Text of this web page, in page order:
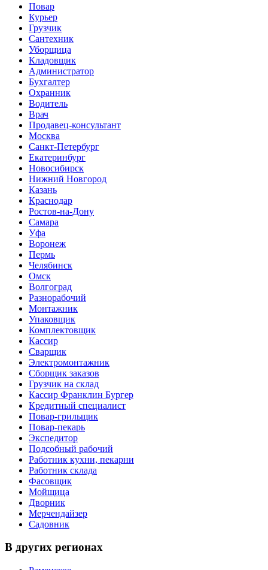
Повар
Курьер
Грузчик
Сантехник
Уборщица
Кладовщик
Администратор
Бухгалтер
Охранник
Водитель
Врач
Продавец-консультант
Москва
Санкт-Петербург
Екатеринбург
Новосибирск
Нижний Новгород
Казань
Краснодар
Ростов-на-Дону
Самара
Уфа
Воронеж
Пермь
Челябинск
Омск
Волгоград
Разнорабочий
Монтажник
Упаковщик
Комплектовщик
Кассир
Сварщик
Электромонтажник
Сборщик заказов
Грузчик на склад
Кассир Франклин Бургер
Кредитный специалист
Повар-грильщик
Повар-пекарь
Экспедитор
Подсобный рабочий
Работник кухни, пекарни
Работник склада
Фасовщик
Мойщица
Дворник
Мерчендайзер
Садовник
В других регионах